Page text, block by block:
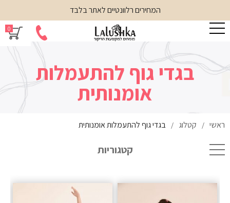
המחירים רלוונטיים לאתר בלבד
0
בגדי גוף להתעמלות
אומנותית
ראשי / קטלוג / בגדי גוף להתעמלות אומנותית
קטגוריות